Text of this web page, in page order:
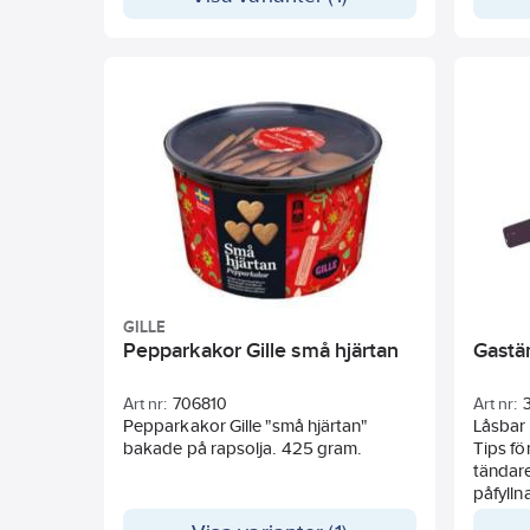
oljor
GILLE
Pepparkakor Gille små hjärtan
Art nr: 706810
Pepparkakor Gille "små hjärtan"
bakade på rapsolja. 425 gram.
Art nr:
Tips